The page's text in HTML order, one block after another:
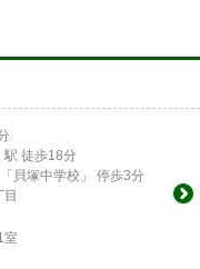
駅 徒歩18分
貝塚中学校」 停歩3分
目
室